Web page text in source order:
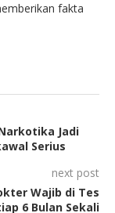
fakta
Jadi
Serius
next post
Wajib di Tes
6 Bulan Sekali